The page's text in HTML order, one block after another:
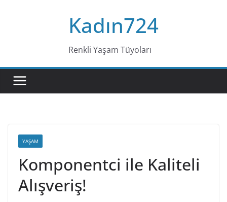
Kadın724
Renkli Yaşam Tüyoları
YAŞAM
Komponentci ile Kaliteli
Alışveriş!